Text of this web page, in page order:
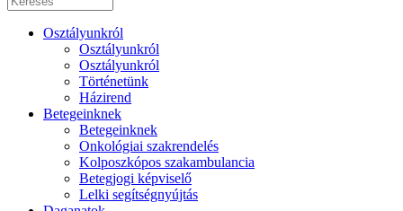
Osztályunkról
Osztályunkról
Osztályunkról
Történetünk
Házirend
Betegeinknek
Betegeinknek
Onkológiai szakrendelés
Kolposzkópos szakambulancia
Betegjogi képviselő
Lelki segítségnyújtás